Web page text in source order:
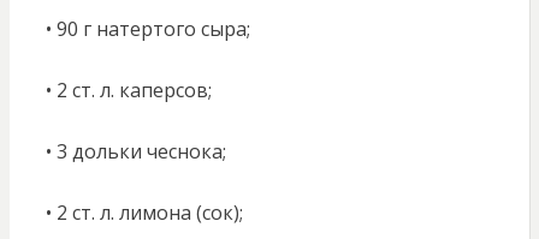
• 90 г натертого сыра;
• 2 ст. л. каперсов;
• 3 дольки чеснока;
• 2 ст. л. лимона (сок);